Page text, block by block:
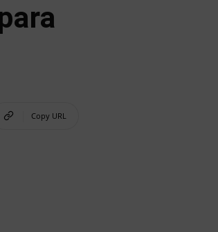
Copy URL